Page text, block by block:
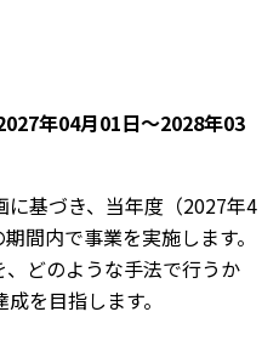
年04月01日〜2028年03
に基づき、当年度（2027年4
間内で事業を実施します。
、どのような手法で行うか
を目指します。